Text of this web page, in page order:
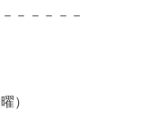
－－－－－
）